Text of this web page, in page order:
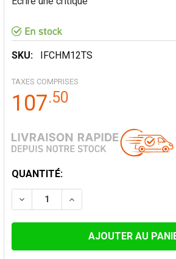
SKU: IFCHM12TS
TAXES COMPRISES
107.50
STOCK
ACTUEL:
QUANTITÉ:
DIMINUER LA QUANTITÉ DE
AUGMENTER LA